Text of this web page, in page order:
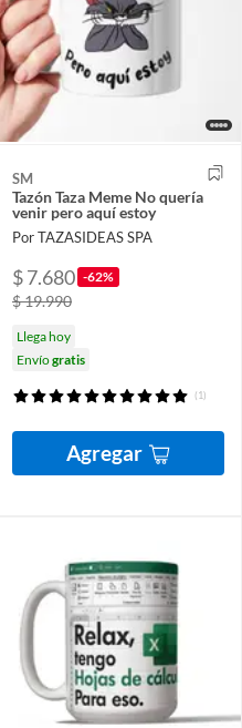
SM
Tazón Taza Meme No quería
venir pero aquí estoy
Por TAZASIDEAS SPA
$ 7.680 -62%
$ 19.990
Llega hoy
Envíogratis
(1)
Agregar